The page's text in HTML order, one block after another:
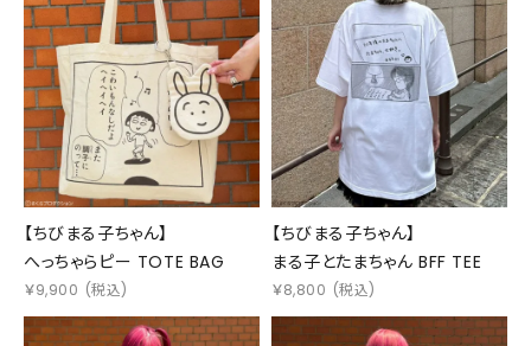
【ちびまる子ちゃん】
へっちゃらピー TOTE BAG
￥9,900 (税込)
【ちびまる子ちゃん】
まる子とたまちゃん BFF TEE
￥8,800 (税込)